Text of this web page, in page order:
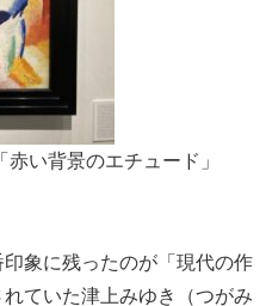
い背景のエチュード」
象に残ったのが「現代の作
ていた津上みゆき（つがみ